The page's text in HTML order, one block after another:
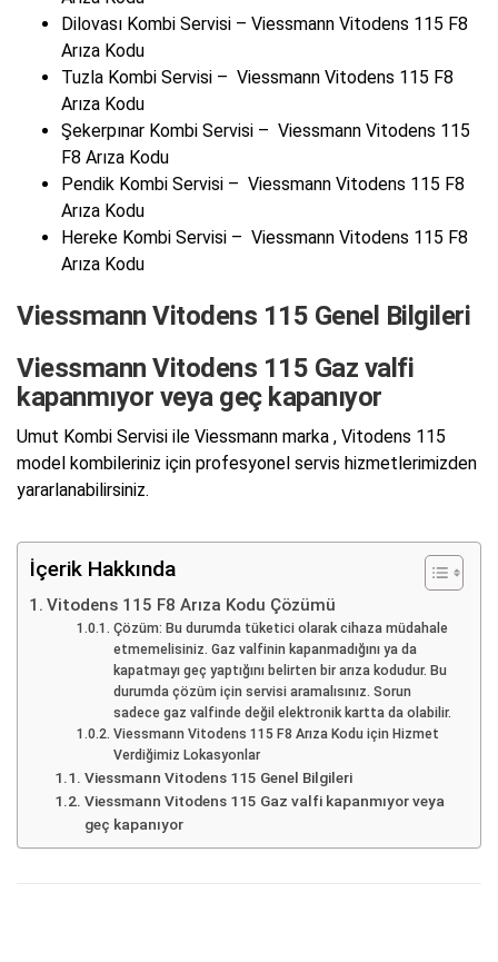
Dilovası Kombi Servisi – Viessmann Vitodens 115 F8
Arıza Kodu
Tuzla Kombi Servisi – Viessmann Vitodens 115 F8
Arıza Kodu
Şekerpınar Kombi Servisi – Viessmann Vitodens 115
F8 Arıza Kodu
Pendik Kombi Servisi – Viessmann Vitodens 115 F8
Arıza Kodu
Hereke Kombi Servisi – Viessmann Vitodens 115 F8
Arıza Kodu
Viessmann Vitodens 115 Genel Bilgileri
Viessmann Vitodens 115 Gaz valfi
kapanmıyor veya geç kapanıyor
Umut Kombi Servisi ile Viessmann marka , Vitodens 115
model kombileriniz için profesyonel servis hizmetlerimizden
yararlanabilirsiniz.
İçerik Hakkında
Vitodens 115 F8 Arıza Kodu Çözümü
Çözüm: Bu durumda tüketici olarak cihaza müdahale
etmemelisiniz. Gaz valfinin kapanmadığını ya da
kapatmayı geç yaptığını belirten bir arıza kodudur. Bu
durumda çözüm için servisi aramalısınız. Sorun
sadece gaz valfinde değil elektronik kartta da olabilir.
Viessmann Vitodens 115 F8 Arıza Kodu için Hizmet
Verdiğimiz Lokasyonlar
Viessmann Vitodens 115 Genel Bilgileri
Viessmann Vitodens 115 Gaz valfi kapanmıyor veya
geç kapanıyor